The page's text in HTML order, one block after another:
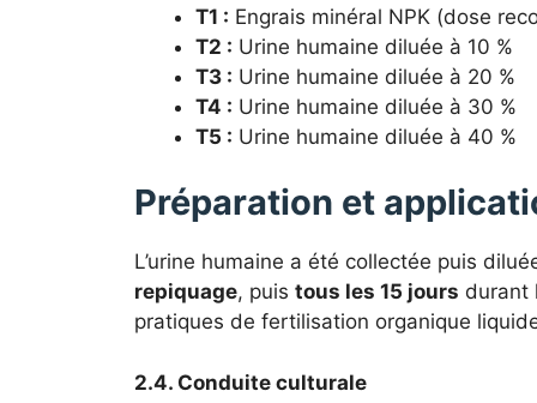
T1 : Engrais minéral NPK (dose
T2 : Urine humaine diluée à 10 %
T3 : Urine humaine diluée à 20 %
T4 : Urine humaine diluée à 30 %
T5 : Urine humaine diluée à 40 %
Préparation et
L’urine humaine a été collectée puis
repiquage, puis tous les 15 jours durant
pratiques de fertilisation organique
2.4. Conduite culturale